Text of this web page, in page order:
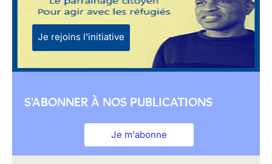
Je rejoins l'initiative
S'ABONNER À NOS PUBLICATIONS
Je m'abonne